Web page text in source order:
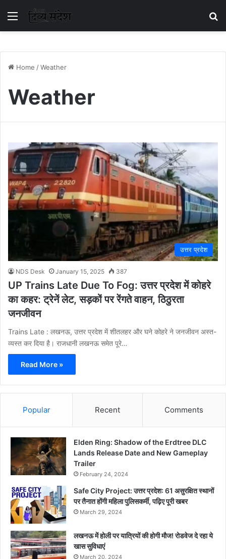
Menu
Home /Weather
Weather
उत्तर प्रदेश
NDS Desk January 15, 2025 387
UP Trains Late Due To Fog: उत्तर प्रदेश में कोहरे
का कहर: ट्रेनें लेट, सड़कों पर रेंगते वाहन, ठिठुरता
जनजीवन
Trains Late : लखनऊ, उत्तर प्रदेश में शीतलहर और घने कोहरे ने जनजीवन अस्त-
व्यस्त कर दिया है। राजधानी लखनऊ समेत पूरे…
Read More »
Popular Recent Comments
Elden Ring: Shadow of the Erdtree DLC
Lands Release Date and New Gameplay
Trailer
February 24, 2024
Safe City Project: उत्तर प्रदेश: 61 असुरक्षित स्थानों
पर तैनात होंगी महिला पुलिसकर्मी, पढ़िए पूरी खबर
March 29, 2024
लखनऊ में होली पर यात्रियों की होगी मौज! रोडवेज दे रहा ये
खास सुविधाएं
March 20, 2024